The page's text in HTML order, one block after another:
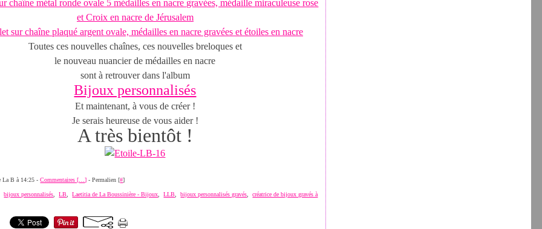
Toutes ces nouvelles chaînes, ces nouvelles breloques et
le nouveau nuancier de médailles en nacre
sont à retrouver dans l'album
Bijoux personnalisés
Et maintenant, à vous de créer !
Je serais heureuse de vous aider !
A très bientôt !
La B à 14:25 -Commentaires [ …] - Permalien [#]
,bijoux personnalisés ,LB ,Laetitia de La Boussinière - Bijoux ,LLB ,bijoux personnalisés gravés ,créatrice de bijoux gravés à